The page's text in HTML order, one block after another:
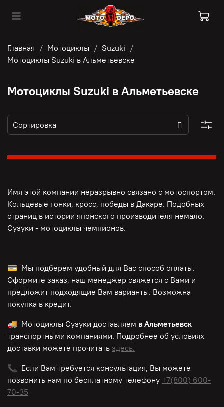
Главная Мотоциклы
Suzuki
Мотоциклы Suzuki в Альметьевске
Мотоциклы Suzuki в Альметьевске
Имя этой компании неразрывно связано с мотоспортом.
Кольцевые гонки, кросс, победы в Дакаре. Подобных
страниц в истории японского производителя немало.
Сузуки - мотоциклы чемпионов.
💳 Мы подберем удобный для Вас способ оплаты.
Оформите заказ, наш менеджер свяжется с Вами и
предложит подходящие Вам варианты. Возможна
покупка в кредит.
🚚 Мотоциклы Сузуки доставляем в Альметьевск
транспортными компаниями. Подробнее об условиях
доставки можете прочитать здесь.
📞 Если Вам требуется консультация, Вы можете
позвонить нам по бесплатному телефону +7(800) 600-
70-35